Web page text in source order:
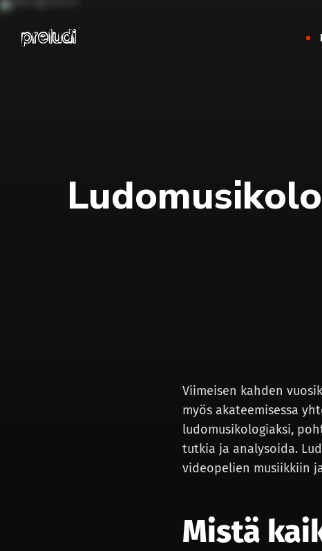
Viimeisen kahden
myös akateemisessa
ludomusikologiaksi,
tutkia ja analysoida.
videopelien musiikkiin
Mistä